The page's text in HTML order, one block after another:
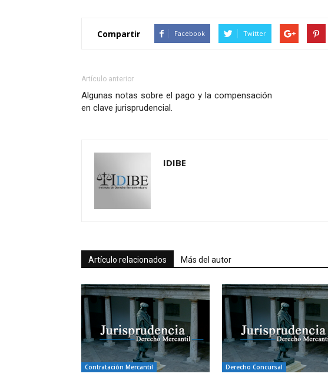
Compartir Facebook Twitter
Artículo anterior
Algunas notas sobre el pago y la compensación
en clave jurisprudencial.
IDIBE
Artículo relacionados Más del autor
Contratación Mercantil Derecho Concursal